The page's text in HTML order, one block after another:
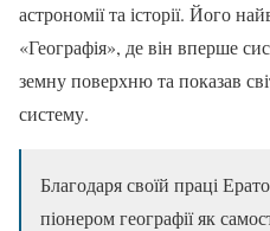
астрономії та історії. Його
«Географія», де він вперше
земну поверхню та показав
систему.
Благодаря своїй праці
піонером географії як